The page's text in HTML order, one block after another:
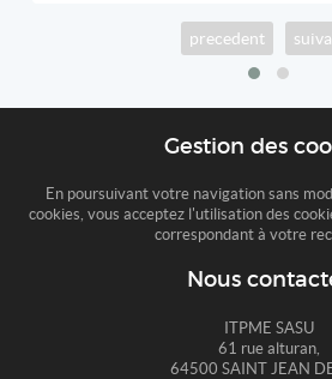
precedent
Gestion des
En poursuivant votre navigation sans
cookies, vous acceptez l'utilisation des
correspondant à votre
Nous
ITPME SASU
61 rue alturan,
64500 SAINT JEAN